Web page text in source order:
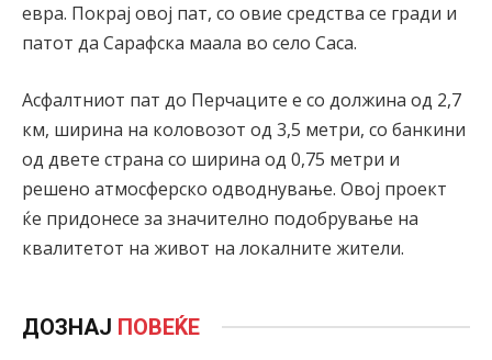
евра. Покрај овој пат, со овие средства се гради и
патот да Сарафска маала во село Саса.
Асфалтниот пат до Перчаците е со должина од 2,7
км, ширина на коловозот од 3,5 метри, со банкини
од двете страна со ширина од 0,75 метри и
решено атмосферско одводнување. Овој проект
ќе придонесе за значително подобрување на
квалитетот на живот на локалните жители.
ДОЗНАЈ ПОВЕЌЕ